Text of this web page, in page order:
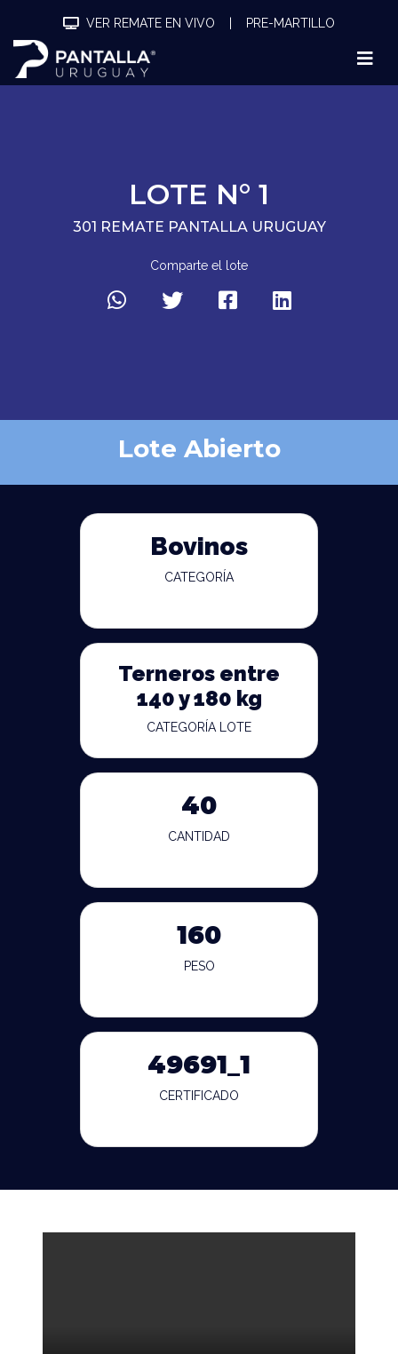
VER REMATE EN VIVO PRE-MARTILLO
LOTE N° 1
301 REMATE PANTALLA URUGUAY
Comparte el lote
Lote Abierto
Bovinos
CATEGORÍA
Terneros entre
140 y 180 kg
CATEGORÍA LOTE
40
CANTIDAD
160
PESO
49691_1
CERTIFICADO